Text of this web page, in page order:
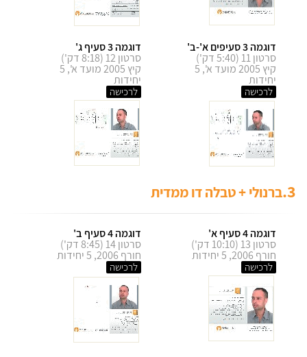
דוגמה 3 סעיפים א'-ב'
סרטון 11 (5:40 דק')
קיץ 2005 מועד א', 5
יחידות
לרכישה
דוגמה 3 סעיף ג'
סרטון 12 (8:18 דק')
קיץ 2005 מועד א', 5
יחידות
לרכישה
3. ברנולי + טבלה דו ממדית
דוגמה 4 סעיף א'
סרטון 13 (10:10 דק')
חורף 2006, 5 יחידות
לרכישה
דוגמה 4 סעיף ב'
סרטון 14 (8:45 דק')
חורף 2006, 5 יחידות
לרכישה